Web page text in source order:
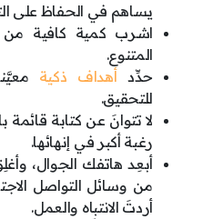
يساهم في الحفاظ على
اشرب كمية كافية من
المتنوع.
حدِّد أهداف ذكية
للتحقيق.
لا تتوانَ عن كتابة قائمة
رغبة أكبر في إنهائها.
أبعِد هاتفك الجوال،
من وسائل التواصل
أردتَ الانتباه والعمل.